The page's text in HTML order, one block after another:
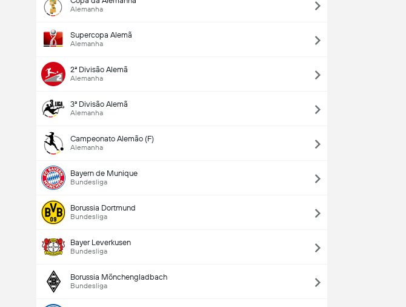
Alemanha
Supercopa Alemã
Alemanha
2ª Divisão Alemã
Alemanha
3ª Divisão Alemã
Alemanha
Campeonato Alemão (F)
Alemanha
Bayern de Munique
Bundesliga
Borussia Dortmund
Bundesliga
Bayer Leverkusen
Bundesliga
Borussia Mönchengladbach
Bundesliga